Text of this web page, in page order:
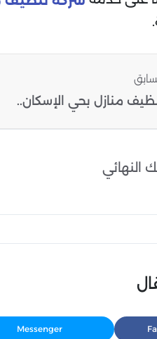
منازل بحي الإسكان..
النهائي
Messenger